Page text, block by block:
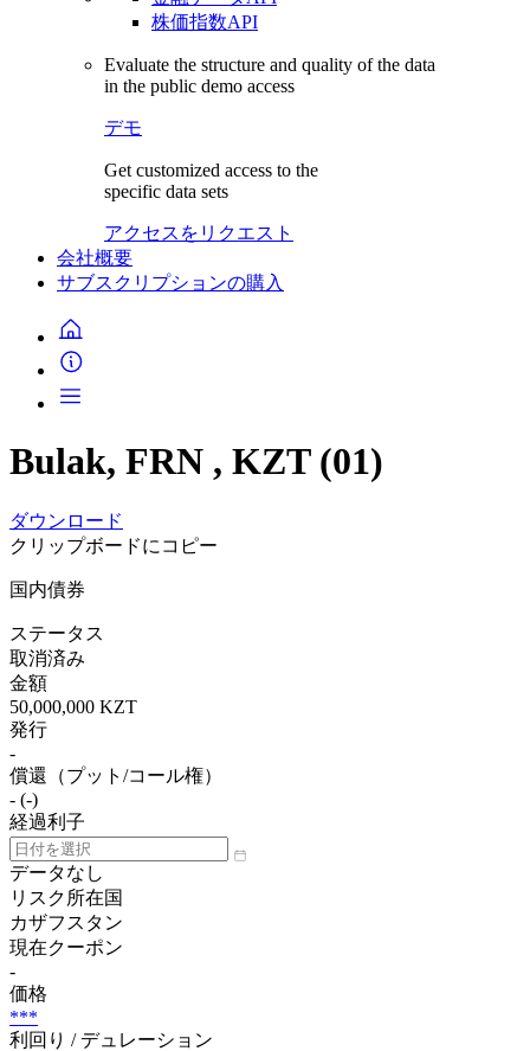
株価指数API
Evaluate the structure and quality of the data
in the public demo access
デモ
Get customized access to the
specific data sets
アクセスをリクエスト
会社概要
サブスクリプションの購入
Bulak, FRN , KZT (01)
ダウンロード
クリップボードにコピー
国内債券
ステータス
取消済み
金額
50,000,000 KZT
発行
-
償還（プット/コール権）
- (-)
経過利子
データなし
リスク所在国
カザフスタン
現在クーポン
-
価格
***
利回り / デュレーション